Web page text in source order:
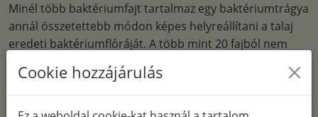
Minél több baktériumfajt tartalmaz egy baktériumtrágya
annál összetettebb módon képes helyreállítani a talaj
eredeti baktériumflóráját. A több mint 20 fajból nem
hogy bizonyos fajokra egyáltalán nem lesz szükség az
adott talajon mivel nem kedvezőek számára a
Cookie hozzájárulás